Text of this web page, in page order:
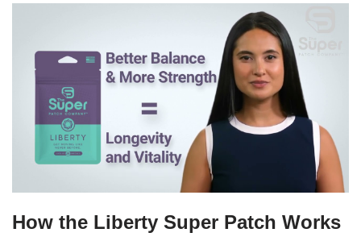
How the Liberty Super Patch Works